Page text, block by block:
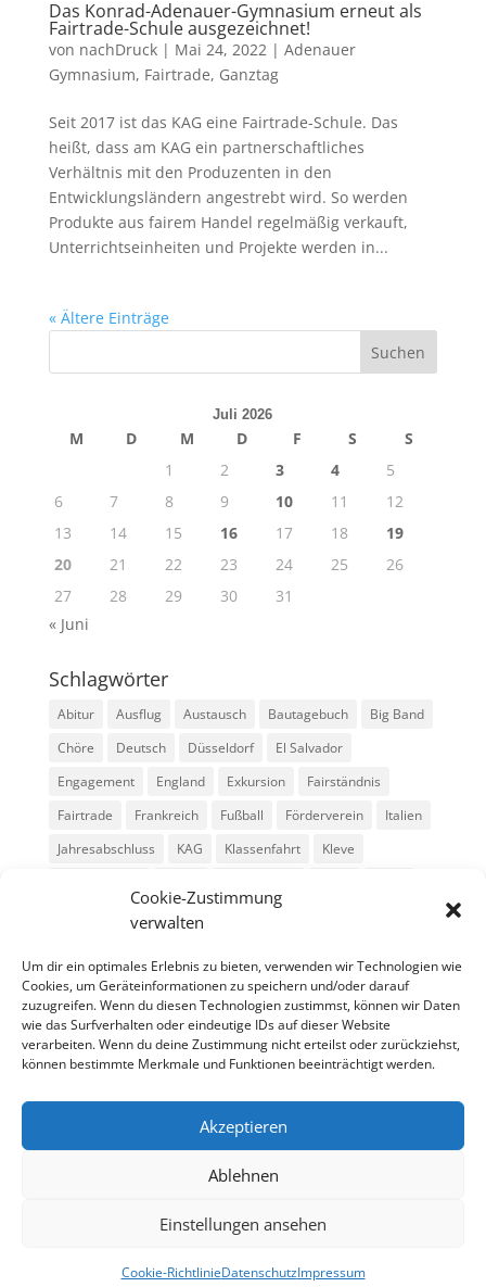
Cookie-Zustimmung
verwalten
Um dir ein optimales Erlebnis zu bieten, verwenden wir Technologien wie
Cookies, um Geräteinformationen zu speichern und/oder darauf
zuzugreifen. Wenn du diesen Technologien zustimmst, können wir Daten
wie das Surfverhalten oder eindeutige IDs auf dieser Website
verarbeiten. Wenn du deine Zustimmung nicht erteilst oder zurückziehst,
können bestimmte Merkmale und Funktionen beeinträchtigt werden.
Akzeptieren
Ablehnen
Einstellungen ansehen
Cookie-RichtlinieDatenschutzImpressum
Das Konrad-Adenauer-Gymnasium erneut als
Fairtrade-Schule ausgezeichnet!
von nachDruck| Mai 24, 2022| Adenauer
Gymnasium, Fairtrade, Ganztag
Seit 2017 ist das KAG eine Fairtrade-Schule. Das
heißt, dass am KAG ein partnerschaftliches
Verhältnis mit den Produzenten in den
Entwicklungsländern angestrebt wird. So werden
Produkte aus fairem Handel regelmäßig verkauft,
Unterrichtseinheiten und Projekte werden in...
« Ältere Einträge
Juli 2026
M D M D F S
S
1
2 3 4
5
6
7 8 9 10 11
12
13
14 15 16 17 18
19
20
21 22 23 24 25
26
27
28 29 30
31
« Juni
Schlagwörter
Abitur Ausflug Austausch Bautagebuch
Big Band
Chöre
Deutsch Düsseldorf
El Salvador
Engagement
England Exkursion
Fairständnis
Fairtrade
Frankreich Fußball Förderverein
Italien
Jahresabschluss
KAG Klassenfahrt
Kleve
Musik
Sport
Stadtradeln SV
Tag der offenen Tür
Theater
USA Weihnachten WPU Xanten